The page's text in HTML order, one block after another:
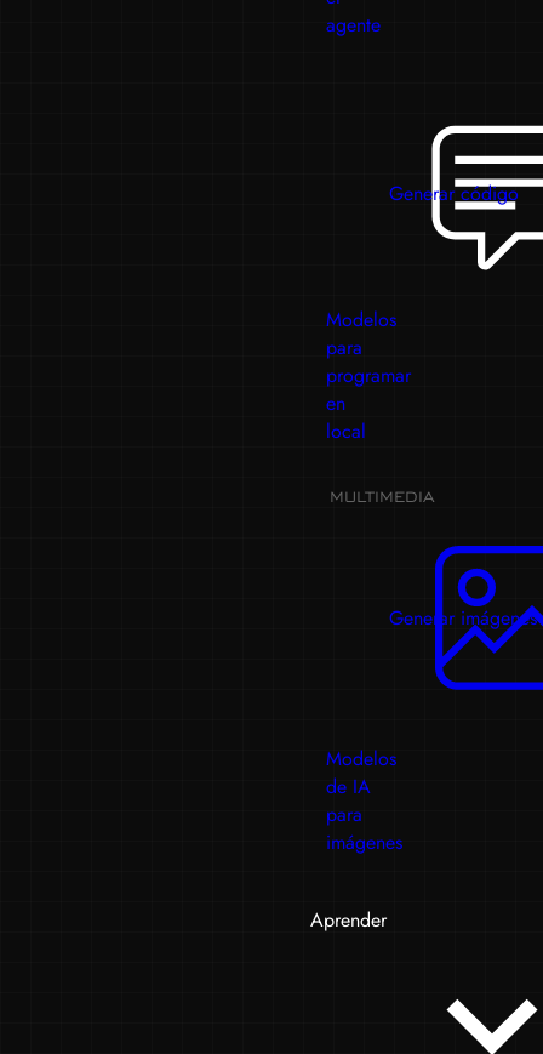
agente
Generar código
Modelos
para
programar
en
local
MULTIMEDIA
Generar imágenes
Modelos
de IA
para
imágenes
Aprender